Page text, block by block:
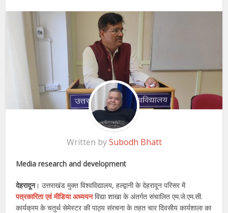
Written bySubodh Bhatt
Media research and development
देहरादून। उत्तराखंड मुक्त विश्वविद्यालय, हल्द्वानी के देहरादून परिसर में
पत्रकारिता एवं मीडिया अध्ययनविद्या शाखा के अंतर्गत संचालित एम.जे.एम.सी.
कार्यक्रम के चतुर्थ सेमेस्टर की पाठ्य संरचना के तहत चार दिवसीय कार्यशाला का